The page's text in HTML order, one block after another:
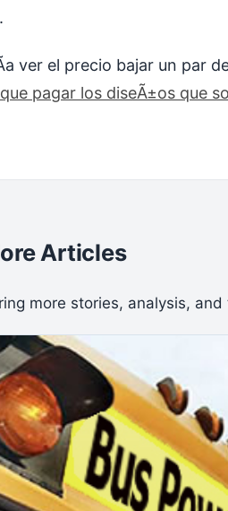
ver el precio bajar un par
pagar los diseÃ±os que
Articles
more stories, analysis,